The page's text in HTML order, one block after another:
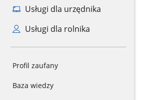
Usługi dla urzędnika
Usługi dla rolnika
Profil zaufany
Baza wiedzy